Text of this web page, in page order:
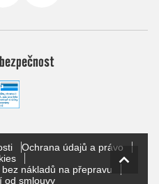
Ochrana údajů a právo
nákladů na přepravu
od smlouvy